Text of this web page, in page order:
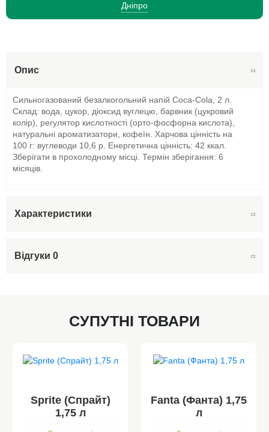
Дніпро
Опис
Сильногазований безалкогольний напій Coca-Cola, 2 л.
Склад: вода, цукор, діоксид вуглецю, барвник (цукровий
колір), регулятор кислотності (орто-фосфорна кислота),
натуральні ароматизатори, кофеїн. Харчова цінність на
100 г: вуглеводи 10,6 р. Енергетична цінність: 42 ккал.
Зберігати в прохолодному місці. Термін зберігання: 6
місяців.
Характеристики
Відгуки 0
СУПУТНІ ТОВАРИ
Sprite (Спрайт)
1,75 л
Fanta (Фанта) 1,75
л